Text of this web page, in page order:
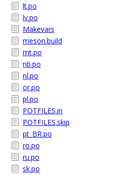
lt.po
lv.po
Makevars
meson.build
mt.po
nb.po
nl.po
or.po
pl.po
POTFILES.in
POTFILES.skip
pt_BR.po
ro.po
ru.po
sk.po